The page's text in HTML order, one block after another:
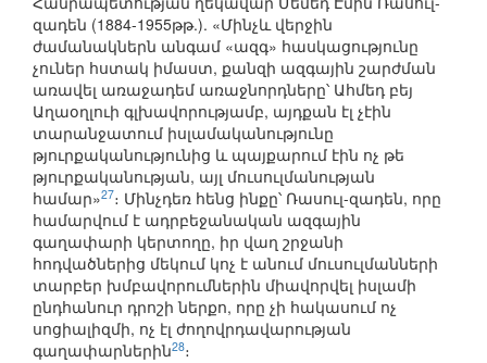
զադեն (1884-1955թթ.). «Մինչև վերջին
ժամանակներն անգամ «ազգ» հասկացությունը
չուներ հստակ իմաստ, քանզի ազգային շարժման
առավել առաջադեմ առաջնորդները՝ Ահմեդ բեյ
Աղաօղլուի գլխավորությամբ, այդքան էլ չէին
տարանջատում իսլամականությունը
թյուրքականությունից և պայքարում էին ոչ թե
թյուրքականության, այլ մուսուլմանության
համար»27։ Մինչդեռ հենց ինքը՝ Ռասուլ-զադեն, որը
համարվում է ադրբեջանական ազգային
գաղափարի կերտողը, իր վաղ շրջանի
հոդվածներից մեկում կոչ է անում մուսուլմանների
տարբեր խմբավորումներին միավորվել իսլամի
ընդհանուր դրոշի ներքո, որը չի հակասում ոչ
սոցիալիզմի, ոչ էլ ժողովրդավարության
գաղափարներին28։